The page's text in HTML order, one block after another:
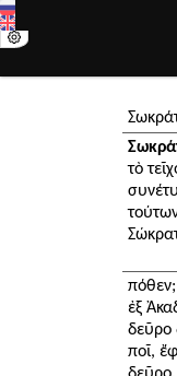
τὸ
πόθεν;
ἐξ
δεῦρο
ποῖ,